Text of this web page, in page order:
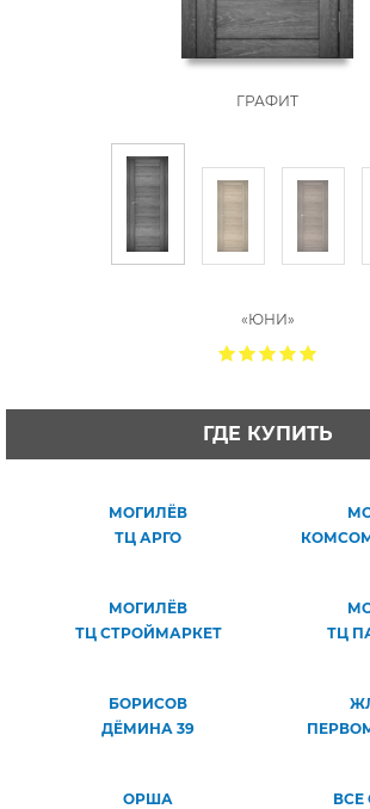
ГРАФИТ
«ЮНИ»
ГДЕ КУПИТЬ
МОГИЛЁВ
ТЦ АРГО
МОГИЛЁВ
ТЦ СТРОЙМАРКЕТ
ТЦ
БОРИСОВ
ДЁМИНА 39
ОРША